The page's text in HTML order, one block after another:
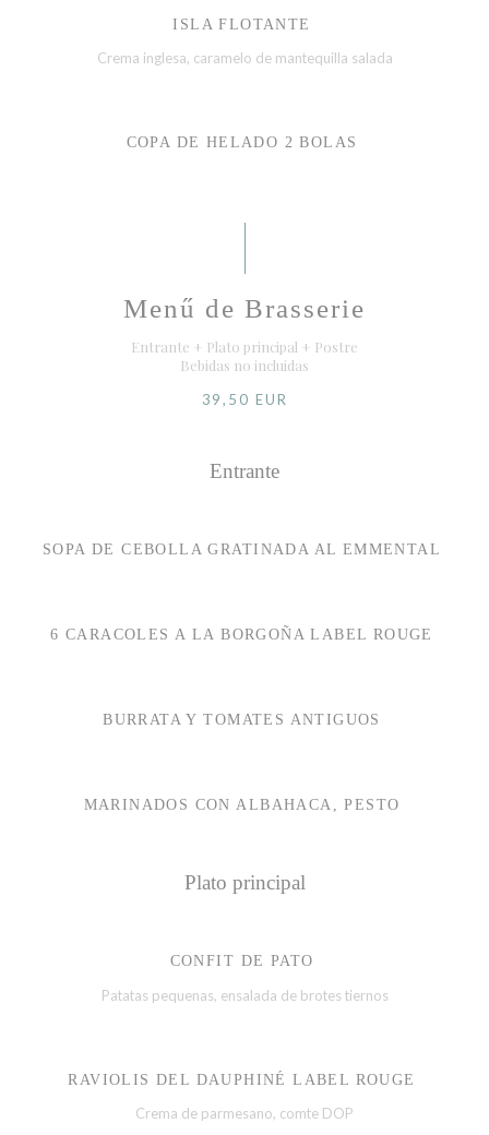
ISLA FLOTANTE
Crema inglesa, caramelo de mantequilla salada
COPA DE HELADO 2 BOLAS
Menű de Brasserie
Entrante + Plato principal + Postre
Bebidas no incluidas
39,50 EUR
Entrante
SOPA DE CEBOLLA GRATINADA AL EMMENTAL
6 CARACOLES A LA BORGOÑA LABEL ROUGE
BURRATA Y TOMATES ANTIGUOS
MARINADOS CON ALBAHACA, PESTO
Plato principal
CONFIT DE PATO
Patatas pequenas, ensalada de brotes tiernos
RAVIOLIS DEL DAUPHINÉ LABEL ROUGE
Crema de parmesano, comte DOP